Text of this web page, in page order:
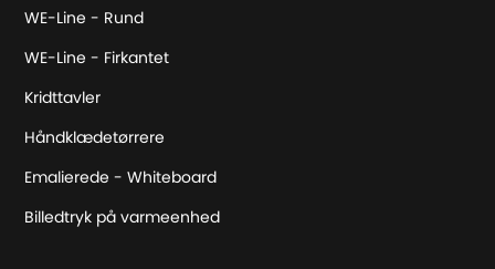
WE-Line - Rund
WE-Line - Firkantet
Kridttavler
Håndklædetørrere
Emalierede - Whiteboard
Billedtryk på varmeenhed